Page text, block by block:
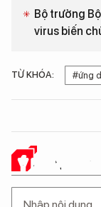
Bộ trưởng
virus biến
TỪ KHÓA: #ứng
Ý KIẾN CỦA